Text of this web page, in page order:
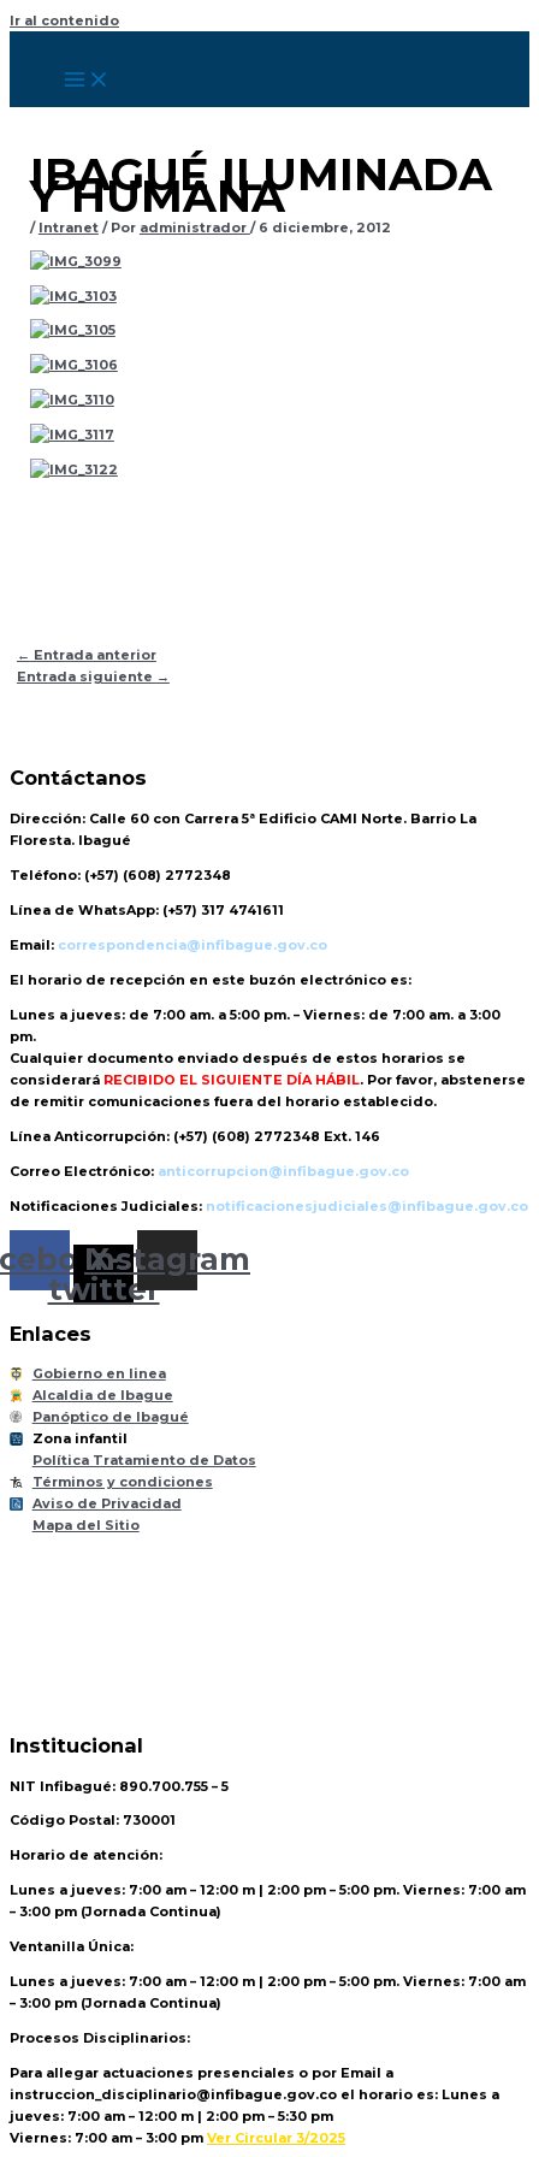
Ir al contenido
IBAGUÉ ILUMINADA
Y HUMANA
/ Intranet/ Por administrador / 6 diciembre, 2012
← Entrada anterior
Entrada siguiente →
Contáctanos
Dirección: Calle 60 con Carrera 5ª Edificio CAMI Norte. Barrio La
Floresta. Ibagué
Teléfono: (+57) (608) 2772348
Línea de WhatsApp: (+57) 317 4741611
Email: correspondencia@infibague.gov.co
El horario de recepción en este buzón electrónico es:
Lunes a jueves: de 7:00 am. a 5:00 pm. – Viernes: de 7:00 am. a 3:00
pm.
Cualquier documento enviado después de estos horarios se
considerará RECIBIDO EL SIGUIENTE DÍA HÁBIL. Por favor, abstenerse
de remitir comunicaciones fuera del horario establecido.
Línea Anticorrupción: (+57) (608) 2772348 Ext. 146
Correo Electrónico: anticorrupcion@infibague.gov.co
Notificaciones Judiciales: notificacionesjudiciales@infibague.gov.co
X-
twitter
Instagram
Enlaces
Gobierno en linea
Alcaldia de Ibague
Panóptico de Ibagué
til
Zona infantil
Política Tratamiento de Datos
Términos y condiciones
Aviso de Privacidad
Mapa del Sitio
Institucional
NIT Infibagué: 890.700.755 – 5
Código Postal: 730001
Horario de atención:
Lunes a jueves: 7:00 am – 12:00 m | 2:00 pm – 5:00 pm. Viernes: 7:00 am
– 3:00 pm (Jornada Continua)
Ventanilla Única:
Lunes a jueves: 7:00 am – 12:00 m | 2:00 pm – 5:00 pm. Viernes: 7:00 am
– 3:00 pm (Jornada Continua)
Procesos Disciplinarios:
Para allegar actuaciones presenciales o por Email a
instruccion_disciplinario@infibague.gov.co el horario es: Lunes a
jueves: 7:00 am – 12:00 m | 2:00 pm – 5:30 pm
Viernes: 7:00 am – 3:00 pm Ver Circular 3/2025